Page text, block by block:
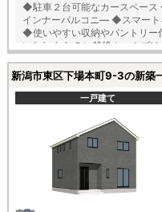
◆駐車２台可能なカースペー
インナーパルコニ― ◆スマー
◆使いやすい収納やパントリー付き １）平日、土日祝日いつで
いたします ２）越後ホームズ
トキャンペーン実施中 ■自動洗浄機能付きの外壁サイディング ■地震に
強い「耐震等級３」の家！ ■厳
価」W取得！ ■「ベタ基礎」
年保証（最大３５年まで延長
センター設置 ■浴室乾燥機で天候に
ヶ輪小学校 徒歩８分 本丸中
新潟市東区下場本町9-3の新築
一戸建て